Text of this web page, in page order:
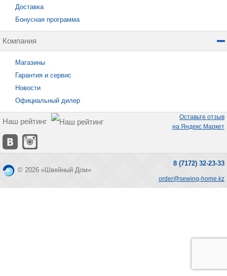
Доставка
Бонусная программа
Компания
Магазины
Гарантия и сервис
Новости
Официальный дилер
Наш рейтинг
Оставьте отзыв
на Яндекс Маркет
© 2026 «Швейный Дом»
8 (7172) 32-23-33
order@sewing-home.kz